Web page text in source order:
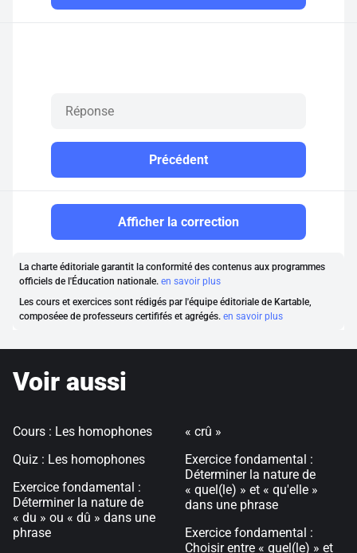
Précédent
Afficher la correction
La charte éditoriale garantit la conformité des contenus aux programmes
officiels de l'Éducation nationale. en savoir plus
Les cours et exercices sont rédigés par l'équipe éditoriale de Kartable,
composéee de professeurs certififés et agrégés. en savoir plus
Voir aussi
Cours : Les homophones
Quiz : Les homophones
Exercice fondamental :
Déterminer la nature de
« du » ou « dû » dans une
phrase
« crû »
Exercice fondamental :
Déterminer la nature de
« quel(le) » et « qu'elle »
dans une phrase
Exercice fondamental :
Choisir entre « quel(le) » et